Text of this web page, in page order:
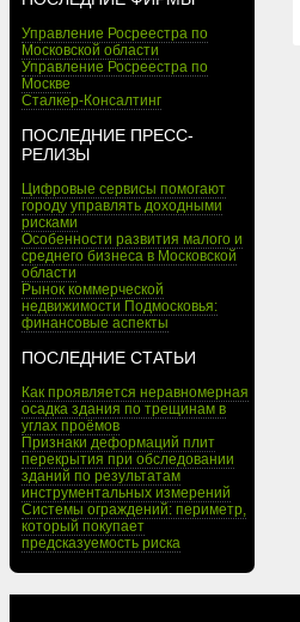
Управление Росреестра по
Московской области
Управление Росреестра по
Москве
Сталкер-Консалтинг
ПОСЛЕДНИЕ ПРЕСС-
РЕЛИЗЫ
Цифровые сервисы помогают
городу управлять доходными
рисками
Особенности развития малого и
среднего бизнеса в Московской
области
Рынок коммерческой
недвижимости Подмосковья:
финансовые аспекты
ПОСЛЕДНИЕ СТАТЬИ
Как проявляется неравномерная
осадка здания по трещинам в
углах проёмов
Признаки деформаций плит
перекрытия при обследовании
зданий по результатам
инструментальных измерений
Системы ограждений: периметр,
который покупает
предсказуемость риска